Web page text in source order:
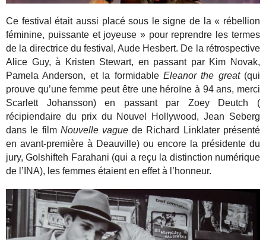
Ce festival était aussi placé sous le signe de la « rébellion
féminine, puissante et joyeuse » pour reprendre les termes
de la directrice du festival, Aude Hesbert. De la rétrospective
Alice Guy, à Kristen Stewart, en passant par Kim Novak,
Pamela Anderson, et la formidable Eleanor the great(qui
prouve qu’une femme peut être une héroïne à 94 ans, merci
Scarlett Johansson) en passant par Zoey Deutch (
récipiendaire du prix du Nouvel Hollywood, Jean Seberg
dans le film Nouvelle vaguede Richard Linklater présenté
en avant-première à Deauville) ou encore la présidente du
jury, Golshifteh Farahani (qui a reçu la distinction numérique
de l’INA), les femmes étaient en effet à l’honneur.